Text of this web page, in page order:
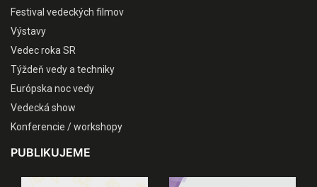
Festival vedeckých filmov
Výstavy
Vedec roka SR
Týždeň vedy a techniky
Európska noc vedy
Vedecká show
Konferencie / workshopy
PUBLIKUJEME